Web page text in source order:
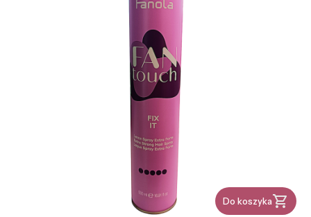
Do koszyka